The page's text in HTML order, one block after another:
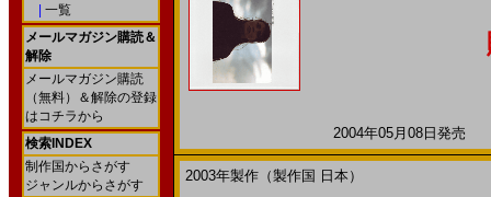
一覧
メールマガジン購読＆
解除
メールマガジン購読
（無料）＆解除の登録
はコチラから
検索INDEX
制作国からさがす
ジャンルからさがす
2004年05月08日発売
2003年製作（製作国 日本）